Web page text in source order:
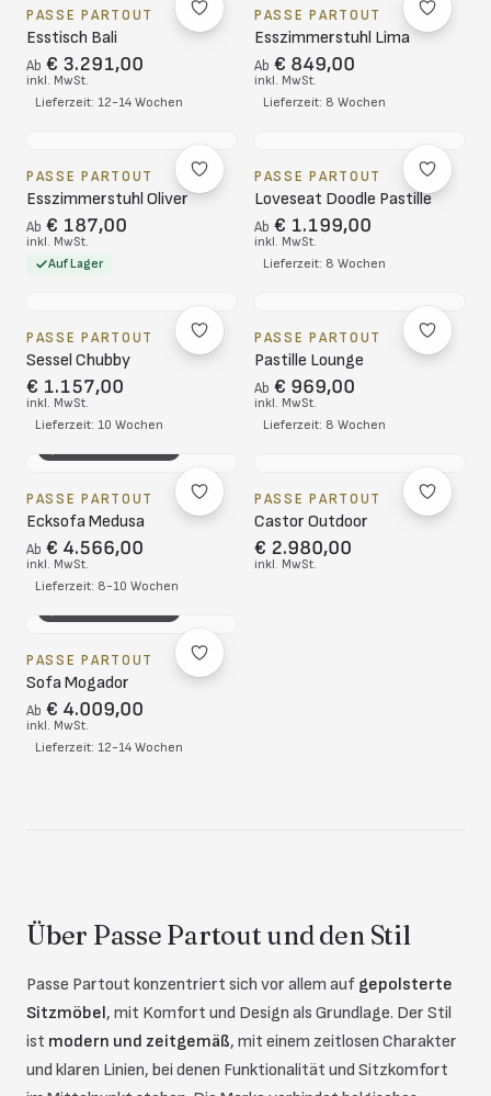
PASSE PARTOUT
Esstisch Bali
Ab € 3.291,00
inkl. MwSt.
Lieferzeit: 12-14 Wochen
PASSE PARTOUT
Esszimmerstuhl Lima
Ab € 849,00
inkl. MwSt.
Lieferzeit: 8 Wochen
PASSE PARTOUT
Esszimmerstuhl Oliver
Ab € 187,00
inkl. MwSt.
Auf Lager
PASSE PARTOUT
Loveseat Doodle Pastille
Ab € 1.199,00
inkl. MwSt.
Lieferzeit: 8 Wochen
PASSE PARTOUT
Sessel Chubby
€ 1.157,00
inkl. MwSt.
Lieferzeit: 10 Wochen
PASSE PARTOUT
Pastille Lounge
Ab € 969,00
inkl. MwSt.
Lieferzeit: 8 Wochen
PASSE PARTOUT
Ecksofa Medusa
Ab € 4.566,00
inkl. MwSt.
Lieferzeit: 8-10 Wochen
PASSE PARTOUT
Castor Outdoor
€ 2.980,00
inkl. MwSt.
PASSE PARTOUT
Sofa Mogador
Ab € 4.009,00
inkl. MwSt.
Lieferzeit: 12-14 Wochen
Über Passe Partout und den Stil
Passe Partout konzentriert sich vor allem auf gepolsterte
Sitzmöbel, mit Komfort und Design als Grundlage. Der Stil
ist modern und zeitgemäß, mit einem zeitlosen Charakter
und klaren Linien, bei denen Funktionalität und Sitzkomfort